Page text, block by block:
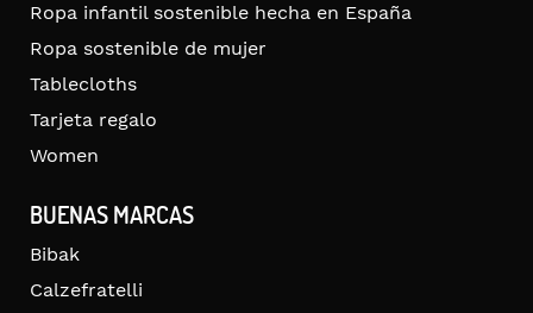
Ropa infantil sostenible hecha en España
Ropa sostenible de mujer
Tablecloths
Tarjeta regalo
Women
BUENAS MARCAS
Bibak
Calzefratelli